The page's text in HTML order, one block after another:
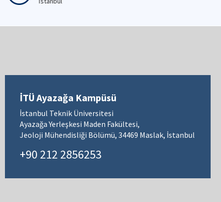
İTÜ Ayazağa Kampüsü
İstanbul Teknik Üniversitesi
Ayazağa Yerleşkesi Maden Fakültesi,
Jeoloji Mühendisliği Bölümü, 34469 Maslak, İstanbul
+90 212 2856253